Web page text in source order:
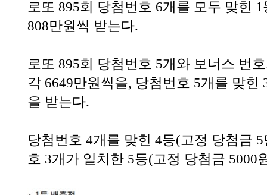
로또 895회 당첨번호 6개를 모두 맞힌
808만원씩 받는다.
로또 895회 당첨번호 5개와 보너스 번
각 6649만원씩을, 당첨번호 5개를 맞힌
을 받는다.
당첨번호 4개를 맞힌 4등(고정 당첨금
호 3개가 일치한 5등(고정 당첨금 5000